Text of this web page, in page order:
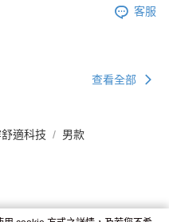
客服
查看全部
適科技 男款